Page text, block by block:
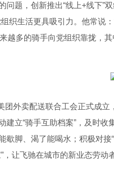
题，创新推出“线上+线下”
织生活更具吸引力。他常说
越多的骑手向党组织靠拢，
卖配送联合工会正式成立
立“骑手互助档案”，及时
脚、渴了能喝水；积极对
让飞驰在城市的新业态劳动